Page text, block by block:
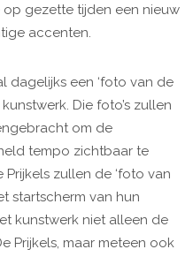
gezette tijden een nieuw
accenten.
dagelijks een ‘foto van de
Die foto’s zullen
om de
tempo zichtbaar te
Prijkels zullen de ‘foto van
startscherm van hun
kunstwerk niet alleen de
Prijkels, maar meteen ook